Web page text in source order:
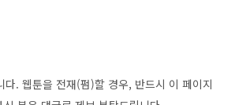
. 웹툰을 전재(펌)할 경우, 반드시 이 페이지